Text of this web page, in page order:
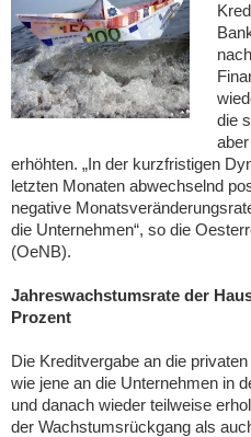
die
erhöhten. „In der kurzfristigen
letzten Monaten abwechselnd
negative
die Unternehmen“, so die
(OeNB).
Jahreswachstumsrate der
Prozent
Die Kreditvergabe an die
wie jene an die Unternehmen in
und danach wieder teilweise
der Wachstumsrückgang als